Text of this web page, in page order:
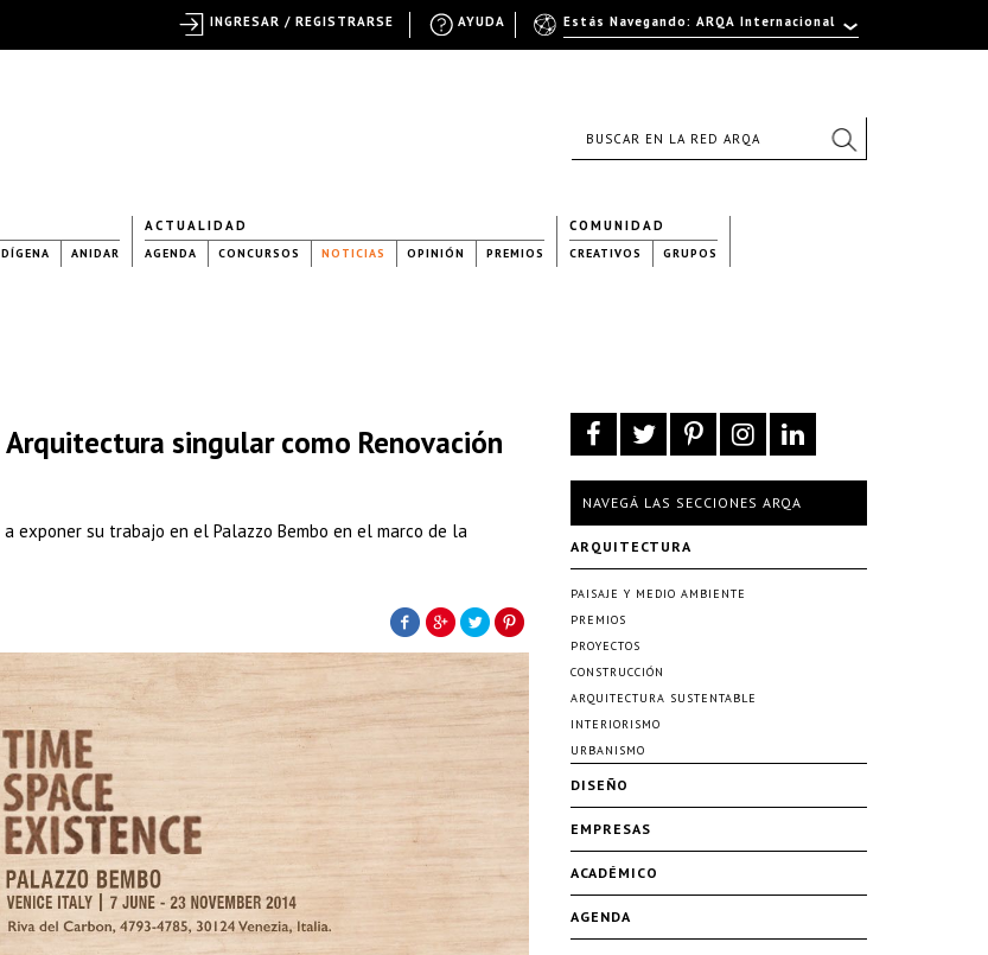
ANIDAR
ACTUALIDAD
AGENDA CONCURSOS NOTICIAS OPINIÓN PREMIOS
COMUNIDAD
CREATIVOS GRUPOS
singular como Renovación
a exponer su trabajo en el Palazzo Bembo en el marco de la
NAVEGÁ LAS SECCIONES ARQA
ARQUITECTURA
PAISAJE Y MEDIO AMBIENTE
PREMIOS
PROYECTOS
CONSTRUCCIÓN
ARQUITECTURA SUSTENTABLE
INTERIORISMO
URBANISMO
DISEÑO
EMPRESAS
ACADÉMICO
AGENDA
Estás Navegando: ARQA Internacional
AYUDA
INGRESAR / REGISTRARSE